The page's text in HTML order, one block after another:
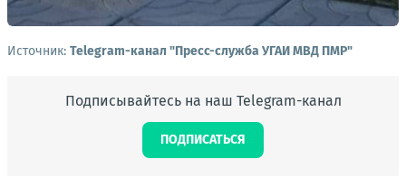
Источник: Telegram-канал "Пресс-служба УГАИ МВД ПМР"
Подписывайтесь на наш Telegram-канал
ПОДПИСАТЬСЯ